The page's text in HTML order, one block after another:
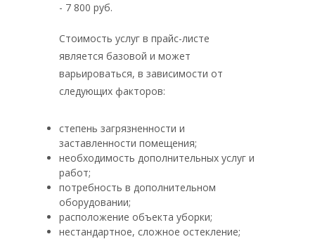
- 7 800 руб.
Стоимость услуг в прайс-листе
является базовой и может
варьироваться, в зависимости от
следующих факторов:
степень загрязненности и
заставленности помещения;
необходимость дополнительных услуг и
работ;
потребность в дополнительном
оборудовании;
расположение объекта уборки;
нестандартное, сложное остекление;